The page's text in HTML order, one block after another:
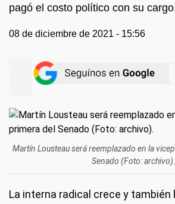
pagó el costo político con su
08 de diciembre de 2021 - 15:56
Martín Lousteau será reemplazado en la
Senado (Foto: archivo).
La interna radical crece y también